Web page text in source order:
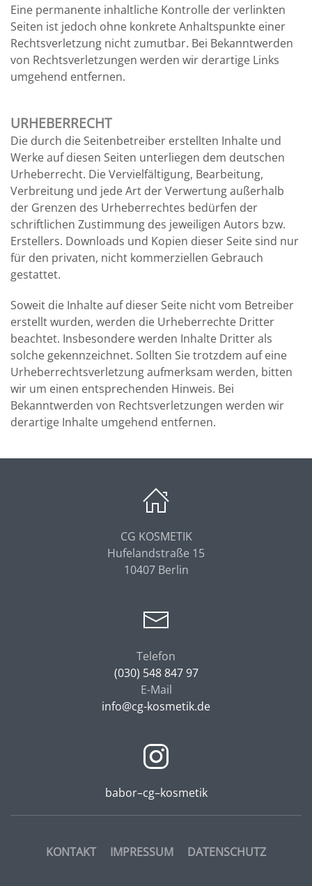
Eine permanente inhaltliche Kontrolle der verlinkten
Seiten ist jedoch ohne konkrete Anhaltspunkte einer
Rechtsverletzung nicht zumutbar. Bei Bekanntwerden
von Rechtsverletzungen werden wir derartige Links
umgehend entfernen.
URHEBERRECHT
Die durch die Seitenbetreiber erstellten Inhalte und
Werke auf diesen Seiten unterliegen dem deutschen
Urheberrecht. Die Vervielfältigung, Bearbeitung,
Verbreitung und jede Art der Verwertung außerhalb
der Grenzen des Urheberrechtes bedürfen der
schriftlichen Zustimmung des jeweiligen Autors bzw.
Erstellers. Downloads und Kopien dieser Seite sind nur
für den privaten, nicht kommerziellen Gebrauch
gestattet.
Soweit die Inhalte auf dieser Seite nicht vom Betreiber
erstellt wurden, werden die Urheberrechte Dritter
beachtet. Insbesondere werden Inhalte Dritter als
solche gekennzeichnet. Sollten Sie trotzdem auf eine
Urheberrechtsverletzung aufmerksam werden, bitten
wir um einen entsprechenden Hinweis. Bei
Bekanntwerden von Rechtsverletzungen werden wir
derartige Inhalte umgehend entfernen.
CG KOSMETIK
Hufelandstraße 15
10407 Berlin
Telefon
(030) 548 847 97
E-Mail
info@cg-kosmetik.de
babor–cg–kosmetik
KONTAKT IMPRESSUM DATENSCHUTZ